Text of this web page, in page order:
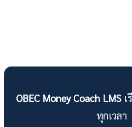
OBEC Money Coach LMS
ทุกเวลา